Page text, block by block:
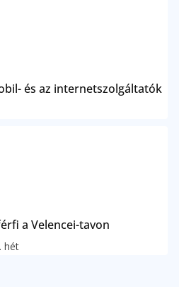
és az internetszolgáltatók
a Velencei-tavon
hét